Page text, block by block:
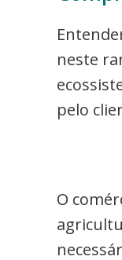
neste
pelo
O